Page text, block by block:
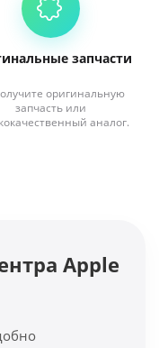
запчасти
оригинальную
запчасть или
аналог.
Apple